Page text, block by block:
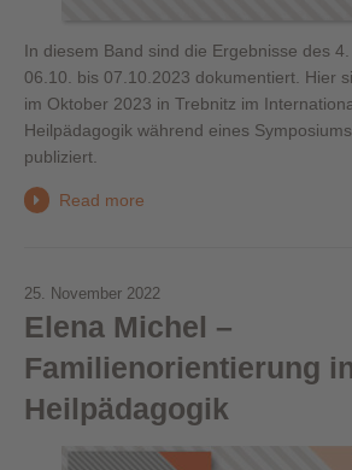
In diesem Band sind die Ergebnisse des
06.10. bis 07.10.2023 dokumentiert. Hier
im Oktober 2023 in Trebnitz im
Heilpädagogik während eines
publiziert.
Read more
25. November 2022
Elena Michel –
Familienorientierung
Heilpädagogik